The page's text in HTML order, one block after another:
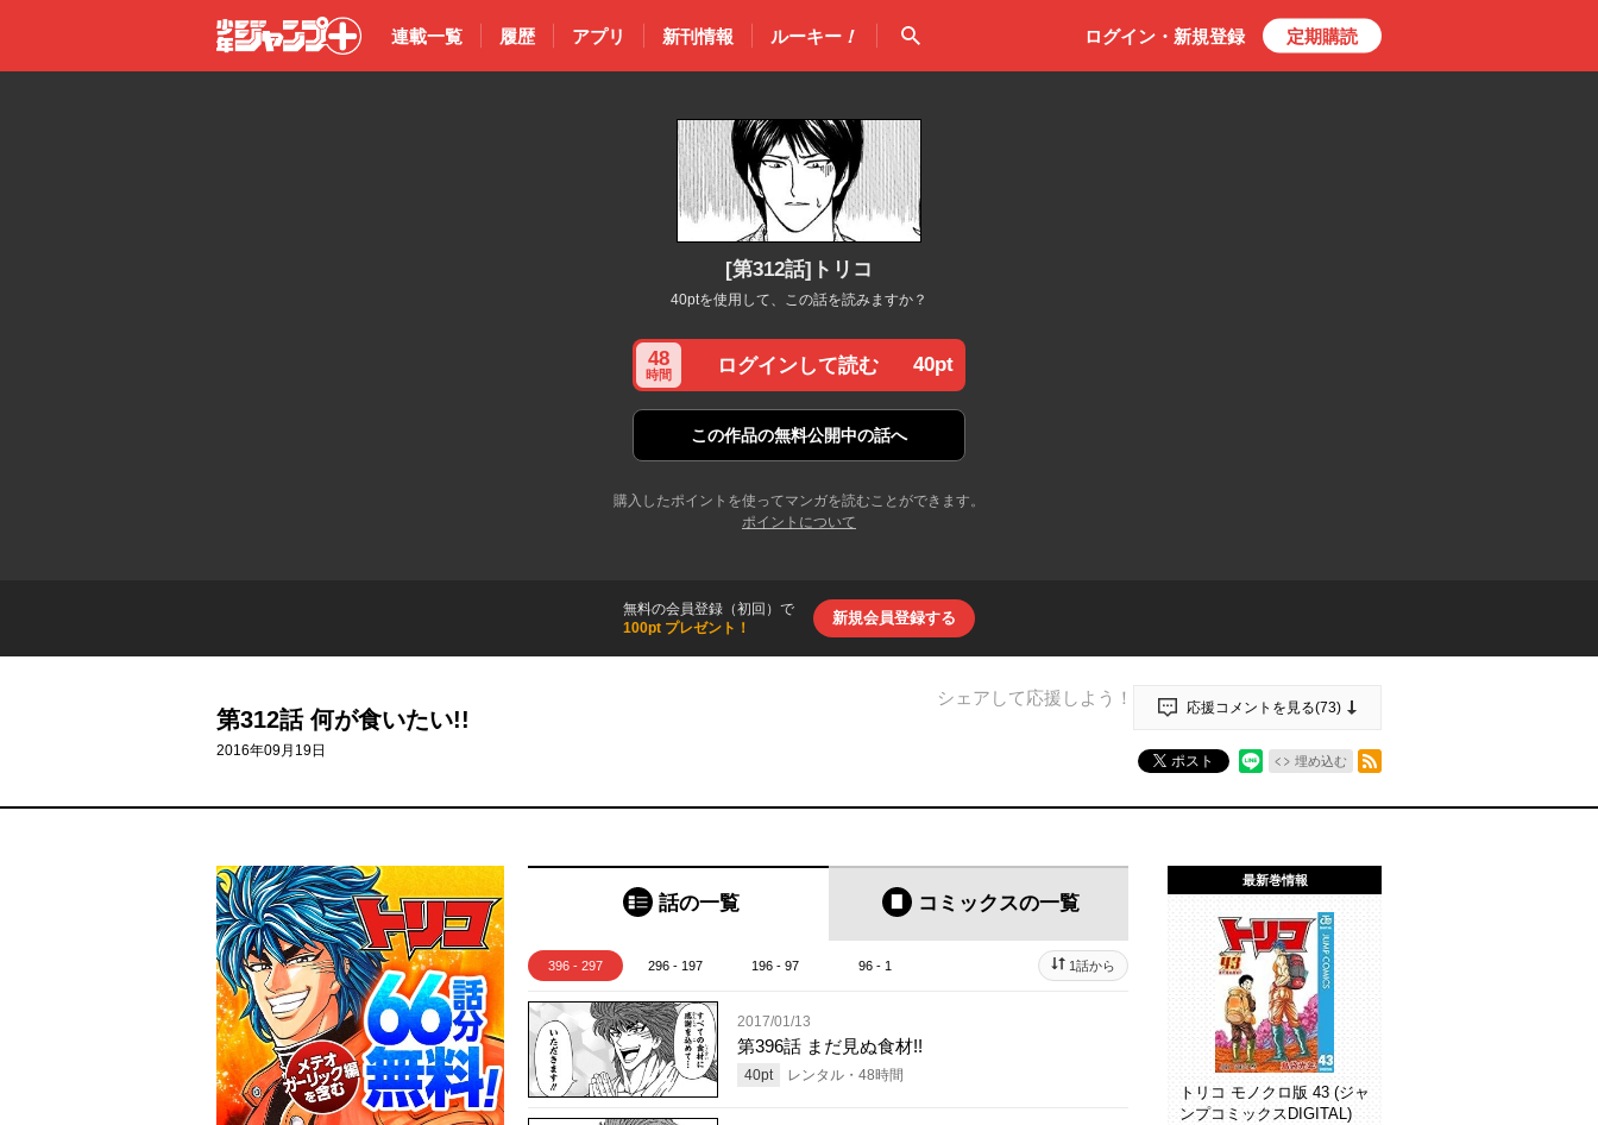
少年ジャン
連載一覧 履歴 アプリ 新刊情報 ルーキー！ 検索 ログイン・ 新規登録 定期購読
[第312話]トリコ
40ptを使用して、この話を読みますか？
48
時間 ログインして読む 40pt
この作品の無料公開中の話へ
購入したポイントを使ってマンガを読むことができます。
ポイントについて
無料の会員登録（初回）で
100pt プレゼント！
新規会員登録する
第312話 何が食いたい!!
2016年09月19日
シェアして応援しよう！ 応援コメントを見る(73)
ポスト 埋め込む
話の一覧 コミックスの一覧
396 - 297 296 - 197 196 - 97 96 - 1 1話から
2017/01/13
第396話 まだ見ぬ食材!!
40pt レンタル・ 48時間
最新巻情報
トリコ モノクロ版 43 (ジャ
ンプコミックスDIGITAL)